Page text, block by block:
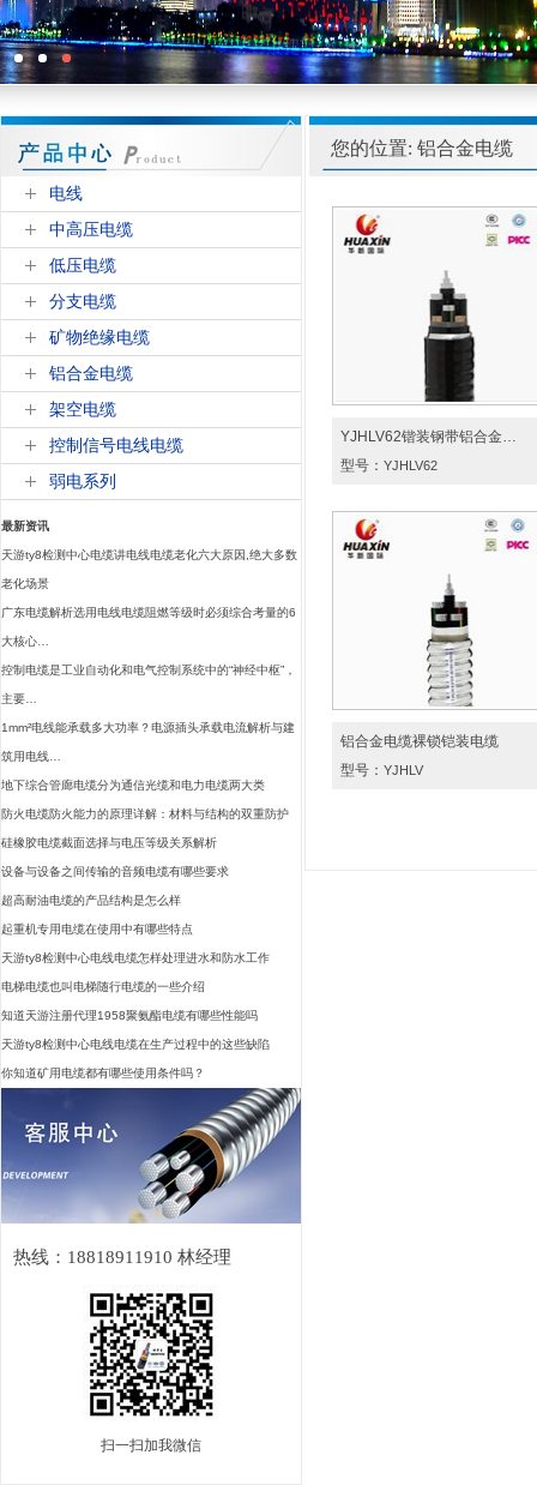
电线
中高压电缆
低压电缆
分支电缆
矿物绝缘电缆
铝合金电缆
架空电缆
控制信号电线电缆
弱电系列
最新资讯
天游ty8检测中心电缆讲电线电缆老化六大原因,绝大多数
老化场景
广东电缆解析选用电线电缆阻燃等级时必须综合考量的6
大核心…
控制电缆是工业自动化和电气控制系统中的“神经中枢”，
主要…
1mm²电线能承载多大功率？电源插头承载电流解析与建
筑用电线…
地下综合管廊电缆分为通信光缆和电力电缆两大类
防火电缆防火能力的原理详解：材料与结构的双重防护
硅橡胶电缆截面选择与电压等级关系解析
设备与设备之间传输的音频电缆有哪些要求
超高耐油电缆的产品结构是怎么样
起重机专用电缆在使用中有哪些特点
天游ty8检测中心电线电缆怎样处理进水和防水工作
电梯电缆也叫电梯随行电缆的一些介绍
知道天游注册代理1958聚氨酯电缆有哪些性能吗
天游ty8检测中心电线电缆在生产过程中的这些缺陷
你知道矿用电缆都有哪些使用条件吗？
热线：18818911910 林经理
扫一扫加我微信
您的位置: 铝合金电缆
YJHLV62锴装钢带铝合金…
型号： YJHLV62
铝合金电缆裸锁铠装电缆
型号： YJHLV